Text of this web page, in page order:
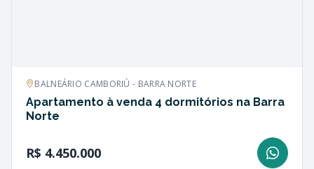
BALNEÁRIO CAMBORIÚ - BARRA NORTE
Apartamento à venda 4 dormitórios na Barra
Norte
R$ 4.450.000